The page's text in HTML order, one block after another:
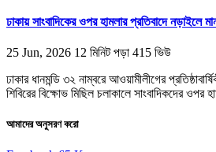
ঢাকায় সাংবাদিকের ওপর হামলার প্রতিবাদে নড়াইলে
25 Jun, 2026 12 মিনিট পড়া 415 ভিউ
ঢাকার ধানমন্ডি ৩২ নাম্বরে আওয়ামীলীগের
শিবিরের বিক্ষোভ মিছিল চলাকালে সাংবাদিকদের ওপর
আমাদের অনুসরণ করো